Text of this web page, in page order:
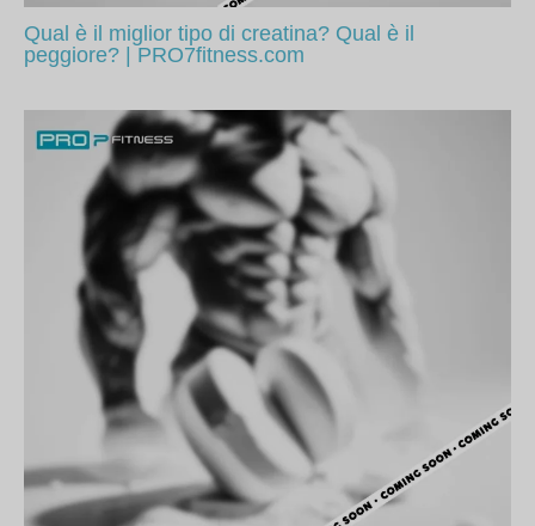
Qual è il miglior tipo di creatina? Qual è il
peggiore? | PRO7fitness.com